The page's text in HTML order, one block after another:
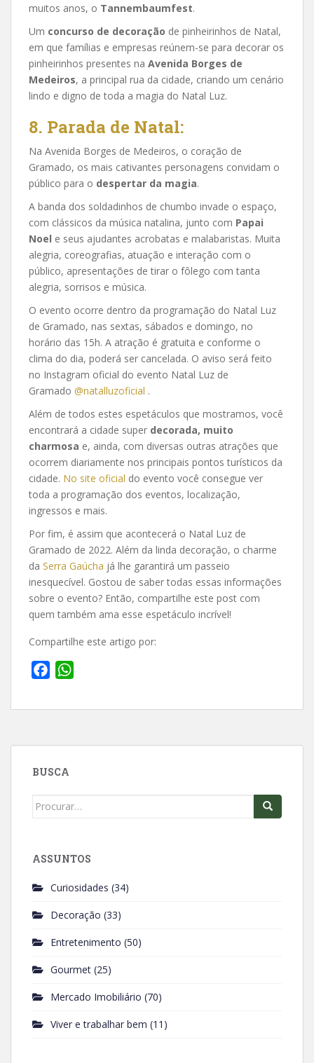
muitos anos, o Tannembaumfest.
Um concurso de decoração de pinheirinhos de Natal,
em que famílias e empresas reúnem-se para decorar os
pinheirinhos presentes na Avenida Borges de
Medeiros, a principal rua da cidade, criando um cenário
lindo e digno de toda a magia do Natal Luz.
8. Parada de Natal:
Na Avenida Borges de Medeiros, o coração de
Gramado, os mais cativantes personagens convidam o
público para o despertar da magia.
A banda dos soldadinhos de chumbo invade o espaço,
com clássicos da música natalina, junto com Papai
Noel e seus ajudantes acrobatas e malabaristas. Muita
alegria, coreografias, atuação e interação com o
público, apresentações de tirar o fôlego com tanta
alegria, sorrisos e música.
O evento ocorre dentro da programação do Natal Luz
de Gramado, nas sextas, sábados e domingo, no
horário das 15h. A atração é gratuita e conforme o
clima do dia, poderá ser cancelada. O aviso será feito
no Instagram oficial do evento Natal Luz de
Gramado @natalluzoficial .
Além de todos estes espetáculos que mostramos, você
encontrará a cidade super decorada, muito
charmosa e, ainda, com diversas outras atrações que
ocorrem diariamente nos principais pontos turísticos da
cidade. No site oficial do evento você consegue ver
toda a programação dos eventos, localização,
ingressos e mais.
Por fim, é assim que acontecerá o Natal Luz de
Gramado de 2022. Além da linda decoração, o charme
da Serra Gaúcha já lhe garantirá um passeio
inesquecível. Gostou de saber todas essas informações
sobre o evento? Então, compartilhe este post com
quem também ama esse espetáculo incrível!
Compartilhe este artigo por:
c
b
o
a
s
BUSCA
Search
ASSUNTOS
Curiosidades (34)
Decoração (33)
Entretenimento (50)
Gourmet (25)
Mercado Imobiliário (70)
Viver e trabalhar bem (11)